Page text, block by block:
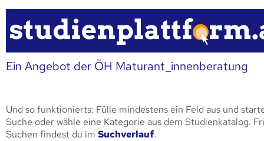
Ein Angebot der ÖH Maturant_innenberatung
Und so funktionierts: Fülle mindestens ein Feld aus und
Suche oder wähle eine Kategorie aus dem Studienkatalog.
Suchen findest du im Suchverlauf.